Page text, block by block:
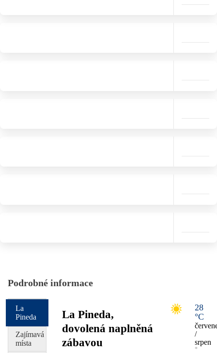
Podrobné informace
28
°C
/
srpen
*
La Pineda,
dovolená naplněná
zábavou
La
Pineda
Zajímavá
místa